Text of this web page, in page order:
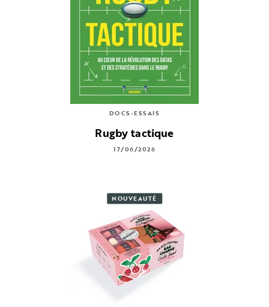
DOCS-ESSAIS
Rugby tactique
17/06/2026
NOUVEAUTÉ